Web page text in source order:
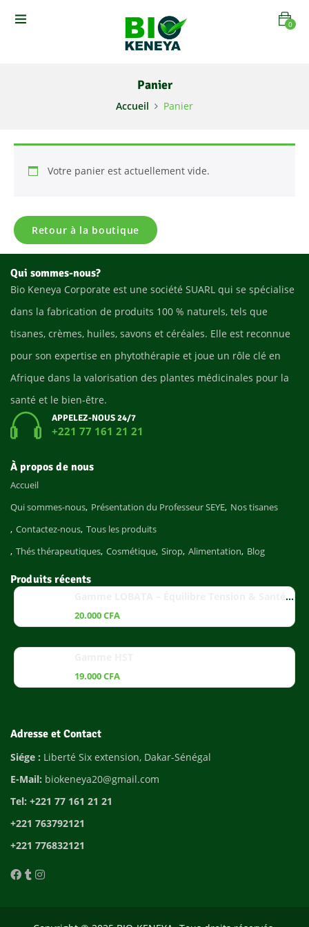
0
Panier
Accueil Panier
Votre panier est actuellement vide.
Retour à la boutique
Qui sommes-nous?
Bio Keneya Corporate est une société SUARL qui se spécialise
dans la fabrication de produits 100 % naturels, tels que
tisanes, crèmes, huiles, savons et céréales. Elle est reconnue
pour son expertise en phytothérapie et joue un rôle clé en
Afrique dans la valorisation des plantes médicinales pour la
santé et le bien-être.
APPELEZ-NOUS 24/7
+221 77 161 21 21
À propos de nous
Accueil
Qui sommes-nous Présentation du Professeur SEYE Nos tisanes
Contactez-nous Tous les produits
Thés thérapeutiques Cosmétique Sirop Alimentation Blog
Produits récents
Gamme LOBATA – Équilibre Tension & Santé Cardiaque
20.000CFA
19.000CFA
Adresse et Contact
Siége : Liberté Six extension, Dakar-Sénégal
E-Mail: biokeneya20@gmail.com
Tel: +221 77 161 21 21
+221 763792121
+221 776832121